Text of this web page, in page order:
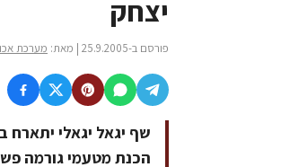
יצחק
פורסם ב-25.9.2005 | מאת: מערכת
שף יגאל יגאלי יתארח
הכנת מטעמי גורמה